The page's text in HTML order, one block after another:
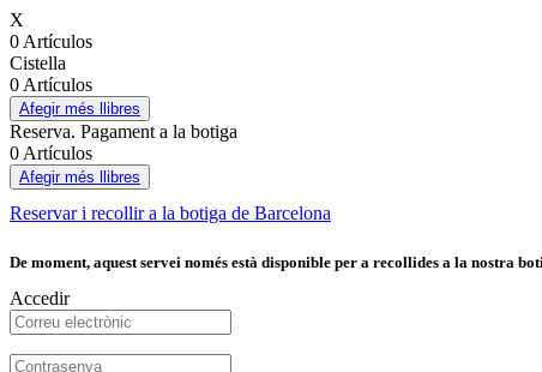
X
0 Artículos
Cistella
0 Artículos
Afegir més llibres
Reserva. Pagament a la botiga
0 Artículos
Afegir més llibres
Reservar i recollir a la botiga de Barcelona
De moment, aquest servei només està disponible per a recollides a la nostra
Accedir